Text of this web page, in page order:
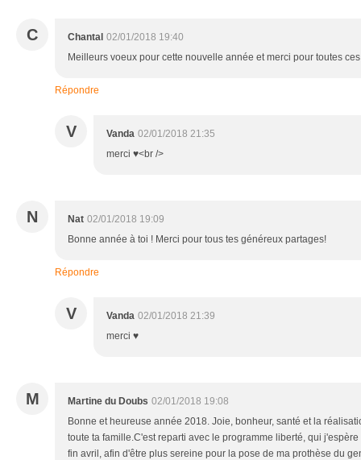
C Chantal 02/01/2018 19:40
Meilleurs voeux pour cette nouvelle année et merci pour toutes
Répondre
V Vanda 02/01/2018 21:35
merci ♥<br />
N Nat 02/01/2018 19:09
Bonne année à toi ! Merci pour tous tes généreux partages!
Répondre
V Vanda 02/01/2018 21:39
merci ♥
M Martine du Doubs 02/01/2018 19:08
Bonne et heureuse année 2018. Joie, bonheur, santé et la
toute ta famille.C'est reparti avec le programme liberté, qui
fin avril, afin d'être plus sereine pour la pose de ma prothèse du